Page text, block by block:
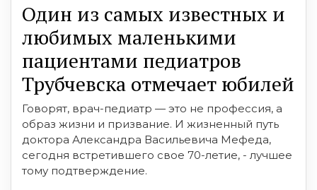
Один из самых известных и
любимых маленькими
пациентами педиатров
Трубчевска отмечает юбилей
Говорят, врач-педиатр — это не профессия, а
образ жизни и призвание. И жизненный путь
доктора Александра Васильевича Мефеда,
сегодня встретившего свое 70-летие, - лучшее
тому подтверждение.